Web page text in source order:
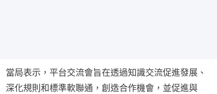
當局表示，平台交流會旨在透過知識交流促進發展、
深化規則和標準軟聯通，創造合作機會，並促進與